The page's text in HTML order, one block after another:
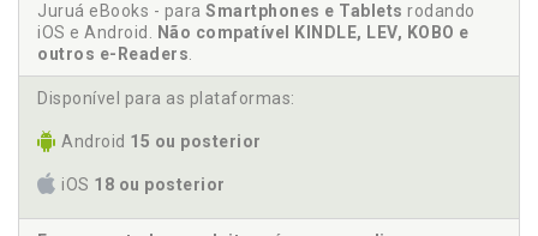
Juruá eBooks - para Smartphones e Tablets rodando
iOS e Android.
Não compatível KINDLE, LEV, KOBO e
outros e-Readers
Disponível para as plataformas:
Android 15 ou posterior
iOS 18 ou posterior